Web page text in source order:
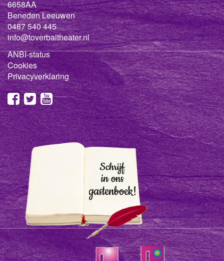
6658AA
Beneden Leeuwen
0487 540 445
info@toverbaltheater.nl
ANBI-status
Cookies
Privacyverklaring